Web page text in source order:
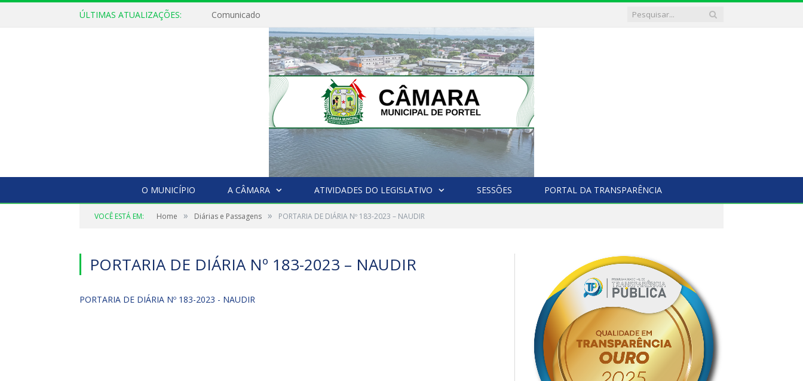
ÚLTIMAS ATUALIZAÇÕES: Comunicado
O MUNICÍPIO A CÂMARA ATIVIDADES DO LEGISLATIVO SESSÕES PORTAL DA TRANSPARÊNCIA
VOCÊ ESTÁ EM: Home » Diárias e Passagens » PORTARIA DE DIÁRIA Nº 183-2023 – NAUDIR
PORTARIA DE DIÁRIA Nº 183-2023 – NAUDIR
PORTARIA DE DIÁRIA Nº 183-2023 - NAUDIR